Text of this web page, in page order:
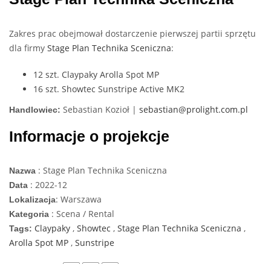
Zakres prac obejmował dostarczenie pierwszej partii sprzętu
dla firmy Stage Plan Technika Sceniczna:
12 szt. Claypaky Arolla Spot MP
16 szt. Showtec Sunstripe Active MK2
Handlowiec: Sebastian Kozioł | sebastian@prolight.com.pl
Informacje o projekcje
Nazwa : Stage Plan Technika Sceniczna
Data : 2022-12
Lokalizacja: Warszawa
Kategoria : Scena / Rental
Tags: Claypaky , Showtec , Stage Plan Technika Sceniczna ,
Arolla Spot MP , Sunstripe